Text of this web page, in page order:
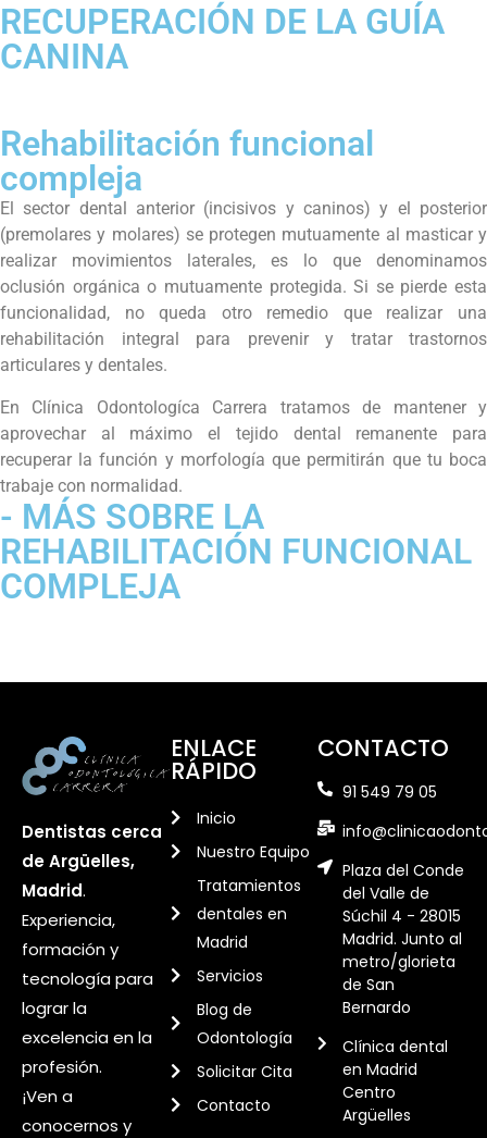
RECUPERACIÓN DE LA GUÍA
CANINA
Rehabilitación funcional
compleja
El sector dental anterior (incisivos y caninos) y el posterior
(premolares y molares) se protegen mutuamente al masticar y
realizar movimientos laterales, es lo que denominamos
oclusión orgánica o mutuamente protegida. Si se pierde esta
funcionalidad, no queda otro remedio que realizar una
rehabilitación integral para prevenir y tratar trastornos
articulares y dentales.
En Clínica Odontologíca Carrera tratamos de mantener y
aprovechar al máximo el tejido dental remanente para
recuperar la función y morfología que permitirán que tu boca
trabaje con normalidad.
- MÁS SOBRE LA
REHABILITACIÓN FUNCIONAL
COMPLEJA
Dentistas cerca
de Argüelles,
Madrid.
Experiencia,
formación y
tecnología para
lograr la
excelencia en la
profesión.
¡Ven a
conocernos y
ENLACE
RÁPIDO
Inicio
Nuestro Equipo
Tratamientos
dentales en
Madrid
Servicios
Blog de
Odontología
Solicitar Cita
Contacto
CONTACTO
91 549 79 05
Plaza del Conde
del Valle de
Súchil 4 - 28015
Madrid. Junto al
metro/glorieta
de San
Bernardo
Clínica dental
en Madrid
Centro
Argüelles